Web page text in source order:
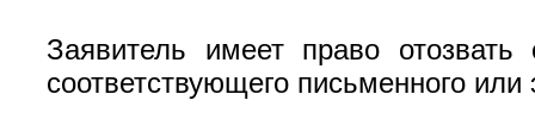
Заявитель имеет право
соответствующего письменного или